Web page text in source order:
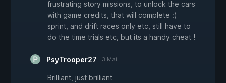
frustrating story missions, to unlock the cars
with game credits, that will complete :)
sprint, and drift races only etc, still have to
do the time trials etc, but its a handy cheat !
PsyTrooper27 3 Mai
Brilliant, just brilliant